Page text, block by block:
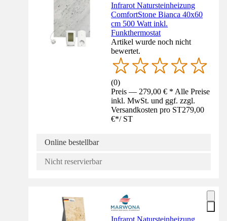
Infrarot Natursteinheizung
ComfortStone Bianca 40x60
cm 500 Watt inkl.
Funkthermostat
Artikel wurde noch nicht
bewertet.
(0)
Preis — 279,00 € * Alle Preise
inkl. MwSt. und ggf. zzgl.
Versandkosten pro ST279,00
€*/ ST
Online bestellbar
Nicht reservierbar